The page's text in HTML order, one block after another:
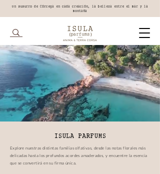
Un susurro de Córcega en cada creación, la belleza entre el mar y la
montaña
ISULA PARFUMS
Explore nuestras distintas familias olfativas, desde las notas florales más
delicadas hasta los profundos acordes amaderados, y encuentre la esencia
que se convertirá en su firma única.